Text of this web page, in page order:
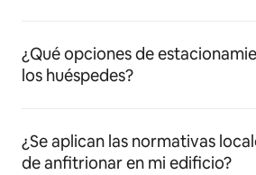
¿Qué opciones de
los huéspedes?
¿Se aplican las normativas
de anfitrionar en mi edificio?